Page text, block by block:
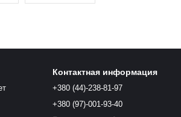
Контактная информация
+380 (44)-238-81-97
+380 (97)-001-93-40